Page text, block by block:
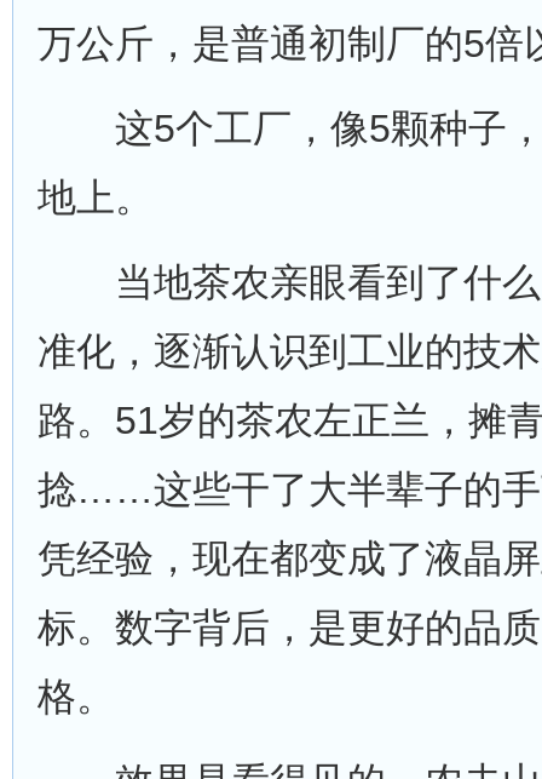
万公斤，是普通初制厂的5倍
这5个工厂，像5颗种子，
地上。
当地茶农亲眼看到了什么
准化，逐渐认识到工业的技
路。51岁的茶农左正兰，摊
捻……这些干了大半辈子的
凭经验，现在都变成了液晶
标。数字背后，是更好的品
格。